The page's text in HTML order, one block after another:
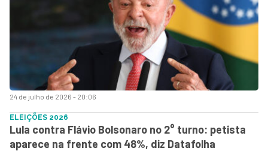
24 de julho de 2026 - 20:06
ELEIÇÕES 2026
Lula contra Flávio Bolsonaro no 2° turno: petista
aparece na frente com 48%, diz Datafolha